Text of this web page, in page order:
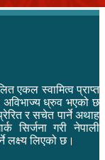
एकल स्वामित्व प्राप्त
अविभाज्य ध्रुव भएको छ
र सचेत पार्ने अथाह
सिर्जना गरी नेपाली
लक्ष्य लिएको छ।